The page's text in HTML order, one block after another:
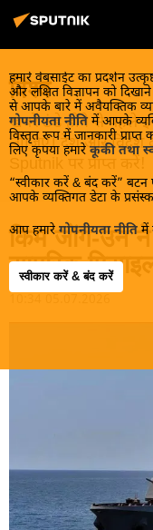
हमारे वेबसाईट का प्रदर्शन
और लक्षित विज्ञापन को
से आपके बारे में अवैयक्तिक
गोपनीयता नीति में आपके
विस्तृत रूप में जानकारी
लिए कृपया हमारे कूकी तथा
“स्वीकार करें & बंद करें”
आपके व्यक्तिगत डेटा के
आप हमारे गोपनीयता नीति में
स्वीकार करें & बंद करें
विश्व
खबरें ठंडे होने से पहले
लीजिए। देश और विदेश
Sputnik पर प्राप्त करें!
किम जोंग-उन
सामरिक मिसाइल